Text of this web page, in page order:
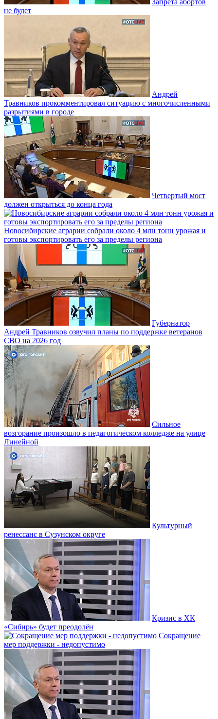
не будет
Андрей
Травников прокомментировал ситуацию с многочисленными
разрытиями в городе
Четвертый мост
должен открыться до конца года
Новосибирские аграрии собрали около 4 млн тонн урожая и
готовы экспортировать его за пределы региона
Губернатор
Андрей Травников озвучил планы по поддержке ветеранов
СВО на 2026 год
Сильное
возгорание произошло в педагогическом колледже на улице
Линейной
Культурный
ренессанс в Сузунском округе
Кризис в ХК
«Сибирь» будет преодолён
Сокращение
мер поддержки - недопустимо